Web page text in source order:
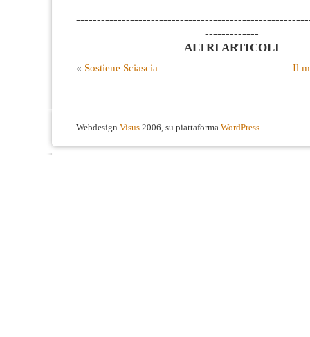
-------------
ALTRI ARTICOLI
« Sostiene Sciascia Il
Webdesign Visus 2006, su piattaforma WordPress